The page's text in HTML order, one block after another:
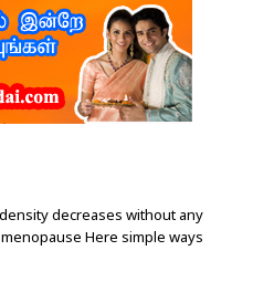
decreases without any
Here simple ways